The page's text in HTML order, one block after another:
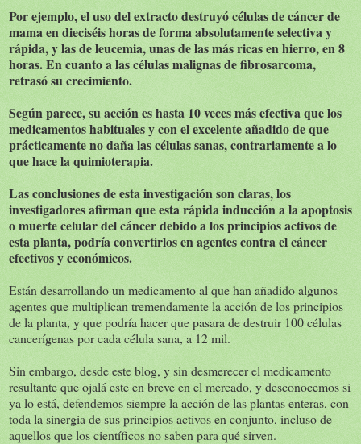
Por ejemplo, el uso del extracto destruyó células de cáncer de
mama en dieciséis horas de forma absolutamente selectiva y
rápida, y las de leucemia, unas de las más ricas en hierro, en 8
horas. En cuanto a las células malignas de fibrosarcoma,
retrasó su crecimiento.
Según parece, su acción es hasta 10 veces más efectiva que los
medicamentos habituales y con el excelente añadido de que
prácticamente no daña las células sanas, contrariamente a lo
que hace la quimioterapia.
Las conclusiones de esta investigación son claras, los
investigadores afirman que esta rápida inducción a la apoptosis
o muerte celular del cáncer debido a los principios activos de
esta planta, podría convertirlos en agentes contra el cáncer
efectivos y económicos.
Están desarrollando un medicamento al que han añadido algunos
agentes que multiplican tremendamente la acción de los principios
de la planta, y que podría hacer que pasara de destruir 100 células
cancerígenas por cada célula sana, a 12 mil.
Sin embargo, desde este blog, y sin desmerecer el medicamento
resultante que ojalá este en breve en el mercado, y desconocemos si
ya lo está, defendemos siempre la acción de las plantas enteras, con
toda la sinergia de sus principios activos en conjunto, incluso de
aquellos que los científicos no saben para qué sirven.